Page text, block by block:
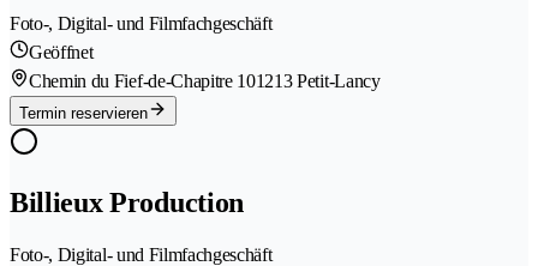
Foto-, Digital- und Filmfachgeschäft
Geöffnet
Chemin du Fief-de-Chapitre 101213 Petit-Lancy
Termin reservieren
Billieux Production
Foto-, Digital- und Filmfachgeschäft